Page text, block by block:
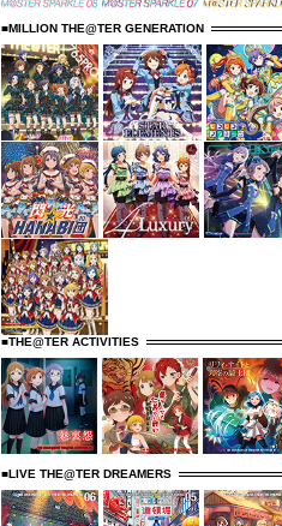
■MILLION THE@TER GENERATION
■THE@TER ACTIVITIES
■LIVE THE@TER DREAMERS